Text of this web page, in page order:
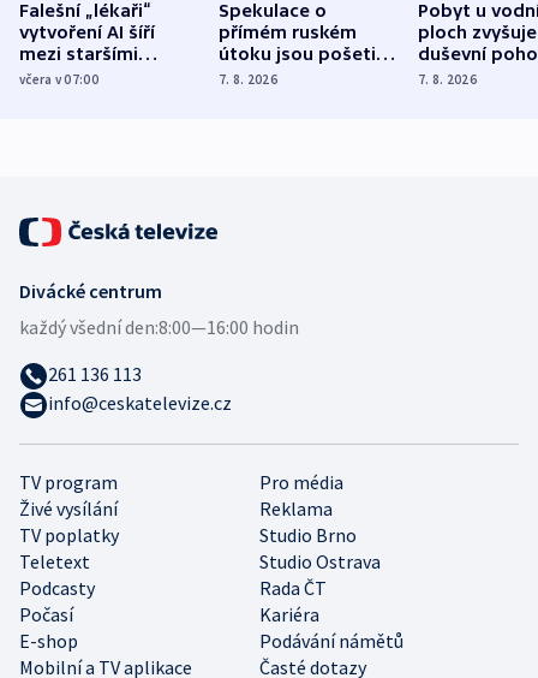
Falešní „lékaři“
vytvoření AI šíří
mezi staršími
Poláky nebezpečné
včera v 07:00
Spekulace o
přímém ruském
útoku jsou pošetilé,
míní estonský
7. 8. 2026
Pobyt u
ploch zvyšuje
duševní
ukázala
7. 8. 2026
TV program
Pro média
Živé vysílání
Reklama
TV poplatky
Studio Brno
Teletext
Studio Ostrava
Podcasty
Rada ČT
Počasí
Kariéra
E-shop
Podávání námětů
Mobilní a TV aplikace
Časté dotazy
Divácké centrum
každý všední den:8:00—16:00 hodin
261 136 113
info@ceskatelevize.cz